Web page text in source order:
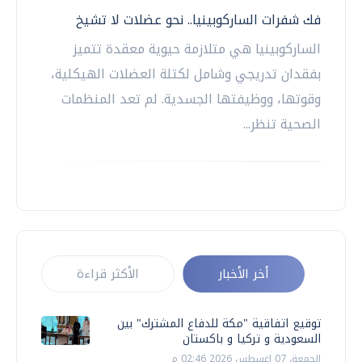
فك شفرات الساركوبينيا.. نحو عضلات لا تشيخ
الساركوبينيا هي متلازمة حيوية معقدة تتميز
بفقدان تدريجي وشامل لكتلة العضلات الهيكلية،
وقوتها، ووظيفتها الجسدية. لم تعد المنظمات
الصحية تنظر...
أخر الأخبار الأكثر قراءة
توقيع اتفاقية "مكة للدفاع المشترك" بين
السعودية و تركيا و باكستان